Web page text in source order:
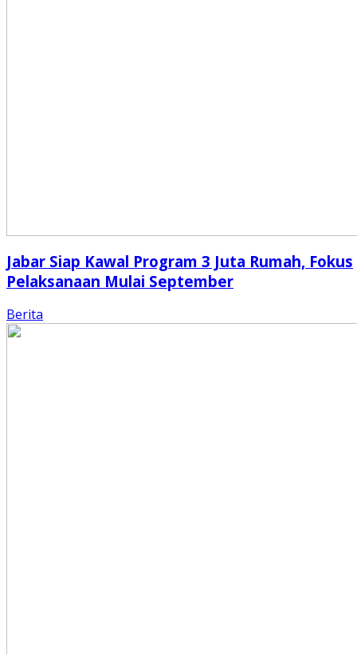
Jabar Siap Kawal Program 3 Juta Rumah, Fokus
Pelaksanaan Mulai September
Berita